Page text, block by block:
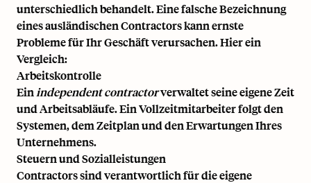
unterschiedlich behandelt. Eine falsche Bezeichnung
eines ausländischen Contractors kann ernste
Probleme für Ihr Geschäft verursachen. Hier ein
Vergleich:
Arbeitskontrolle
Ein independent contractorverwaltet seine eigene Zeit
und Arbeitsabläufe. Ein Vollzeitmitarbeiter folgt den
Systemen, dem Zeitplan und den Erwartungen Ihres
Unternehmens.
Steuern und Sozialleistungen
Contractors sind verantwortlich für die eigene